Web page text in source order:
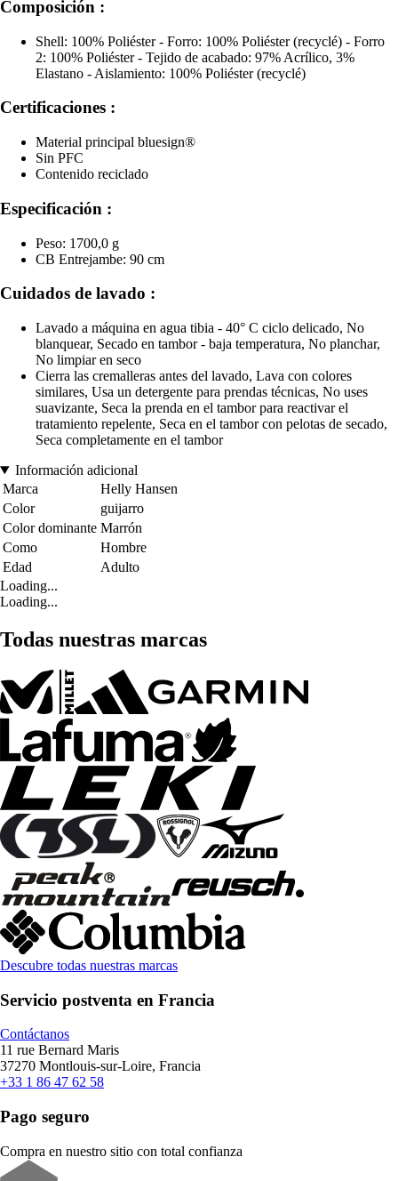
Composición :
Shell: 100% Poliéster - Forro: 100% Poliéster (recyclé) - Forro
2: 100% Poliéster - Tejido de acabado: 97% Acrílico, 3%
Elastano - Aislamiento: 100% Poliéster (recyclé)
Certificaciones :
Material principal bluesign®
Sin PFC
Contenido reciclado
Especificación :
Peso: 1700,0 g
CB Entrejambe: 90 cm
Cuidados de lavado :
Lavado a máquina en agua tibia - 40° C ciclo delicado, No
blanquear, Secado en tambor - baja temperatura, No planchar,
No limpiar en seco
Cierra las cremalleras antes del lavado, Lava con colores
similares, Usa un detergente para prendas técnicas, No uses
suavizante, Seca la prenda en el tambor para reactivar el
tratamiento repelente, Seca en el tambor con pelotas de secado,
Seca completamente en el tambor
Información adicional
Marca
Helly Hansen
Color
guijarro
Color dominante Marrón
Como
Hombre
Edad
Adulto
Loading...
Loading...
Todas nuestras marcas
Descubre todas nuestras marcas
Servicio postventa en Francia
Contáctanos
11 rue Bernard Maris
37270 Montlouis-sur-Loire, Francia
+33 1 86 47 62 58
Pago seguro
Compra en nuestro sitio con total confianza